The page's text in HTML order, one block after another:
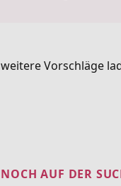
weitere Vorschläge
NOCH AUF DER